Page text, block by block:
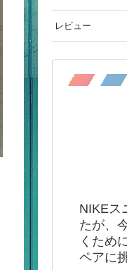
レビュー
NIKEス
たが、
くため
ペアに